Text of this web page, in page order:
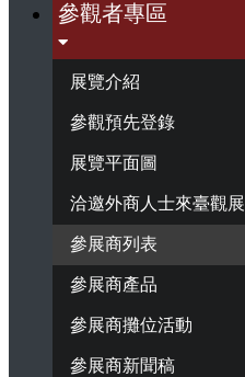
參觀者專區
展覽介紹
參觀預先登錄
展覽平面圖
洽邀外商人士來臺觀展
參展商列表
參展商產品
參展商攤位活動
參展商新聞稿